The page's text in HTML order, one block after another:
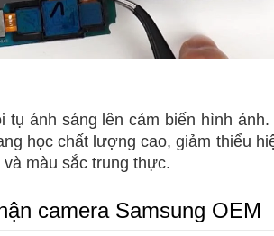
tụ ánh sáng lên cảm biến hình
học chất lượng cao, giảm thiểu
màu sắc trung thực.
camera Samsung OEM